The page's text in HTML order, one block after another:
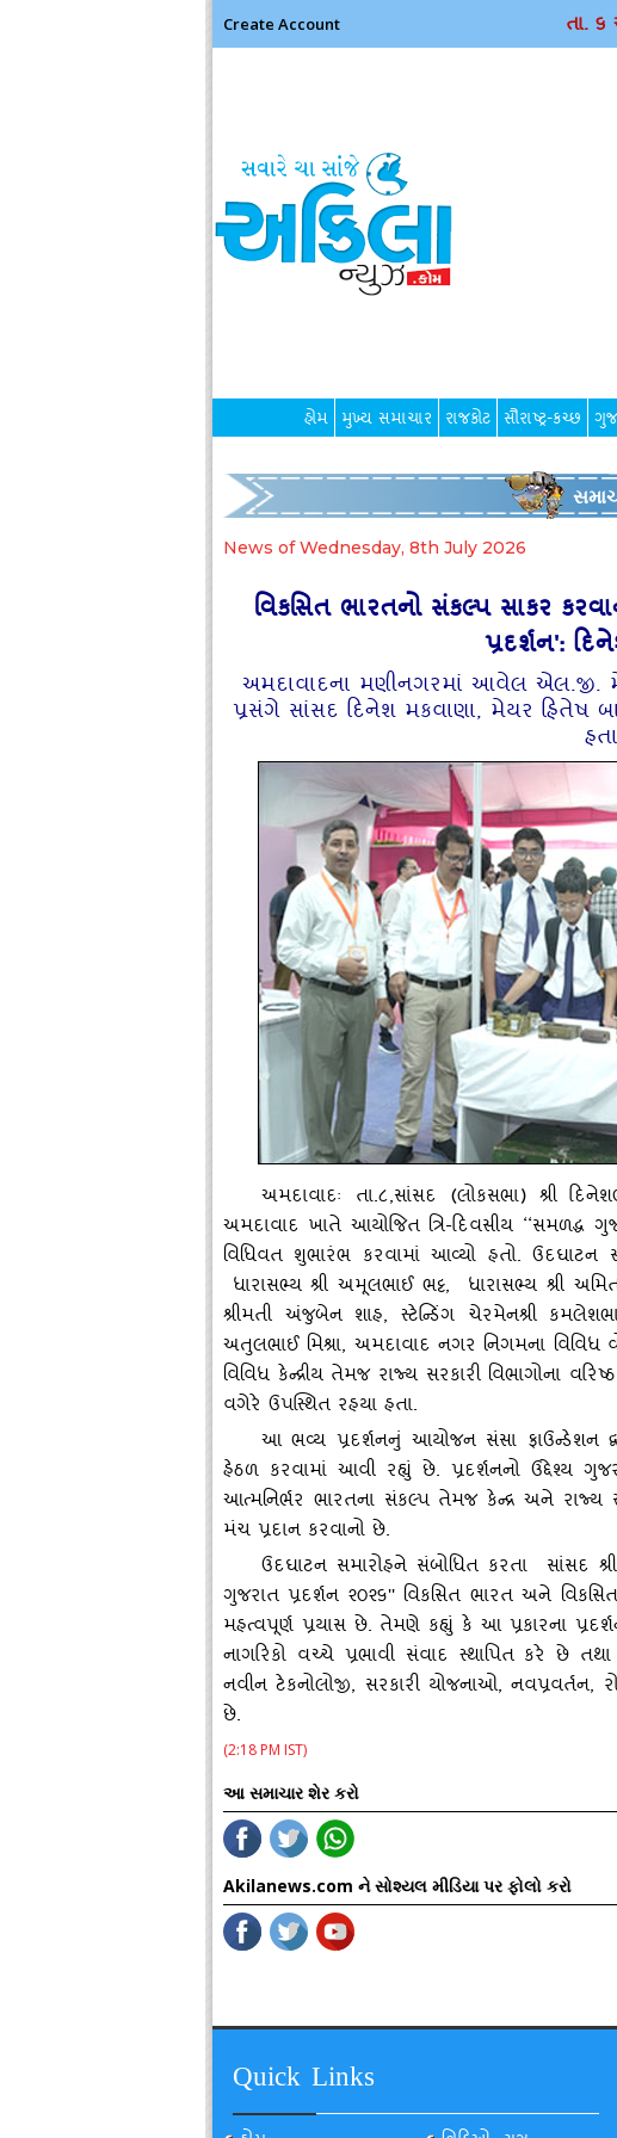
Create Account તા.
હોમ મુખ્ય સમાચાર રાજકોટ સૌરાષ્ટ્ર-કચ્છ
News of Wednesday, 8th July 2026
વિકસિત ભારતનો સંકલ્‍પ સાકર
પ્રદર્શન':
અમદાવાદના મણીનગરમાં આવેલ એલ.જી.
પ્રસંગે સાંસદ દિનેશ મકવાણા, મેયર હિતેષ
અમદાવાદઃ તા.૮,સાંસદ (લોકસભા) શ્રી
અમદાવાદ ખાતે આયોજિત ત્રિ-દિવસીય ‘‘સમળદ્ધ
વિધિવત શુભારંભ કરવામાં આવ્‍યો હતો. ઉદઘાટન
ધારાસભ્‍ય શ્રી અમૂલભાઈ ભટ્ટ, ધારાસભ્‍ય શ્રી
શ્રીમતી અંજુબેન શાહ, સ્‍ટેન્‍ડિંગ ચેરમેનશ્રી
અતુલભાઈ મિશ્રા, અમદાવાદ નગર નિગમના વિવિધ
વિવિધ કેન્‍દ્રીય તેમજ રાજ્‍ય સરકારી વિભાગોના
વગેરે ઉપસ્‍થિત રહયા હતા.
આ ભવ્‍ય પ્રદર્શનનું આયોજન સંસા ફાઉન્‍ડેશન
હેઠળ કરવામાં આવી રહ્યું છે. પ્રદર્શનનો ઉદ્દેશ્‍ય
આત્‍મનિર્ભર ભારતના સંકલ્‍પ તેમજ કેન્‍દ્ર અને રાજ્‍ય
મંચ પ્રદાન કરવાનો છે.
ઉદઘાટન સમારોહને સંબોધિત કરતા સાંસદ
ગુજરાત પ્રદર્શન ૨૦૨૬'' વિકસિત ભારત અને
મહત્‍વપૂર્ણ પ્રયાસ છે. તેમણે કહ્યું કે આ પ્રકારના
નાગરિકો વચ્‍ચે પ્રભાવી સંવાદ સ્‍થાપિત કરે છે
નવીન ટેકનોલોજી, સરકારી યોજનાઓ, નવપ્રવર્તન,
છે.
(2:18 PM IST)
આ સમાચાર શેર કરો
Akilanews.com ને સોશ્યલ મીડિયા પર ફોલો કરો
Quick Links